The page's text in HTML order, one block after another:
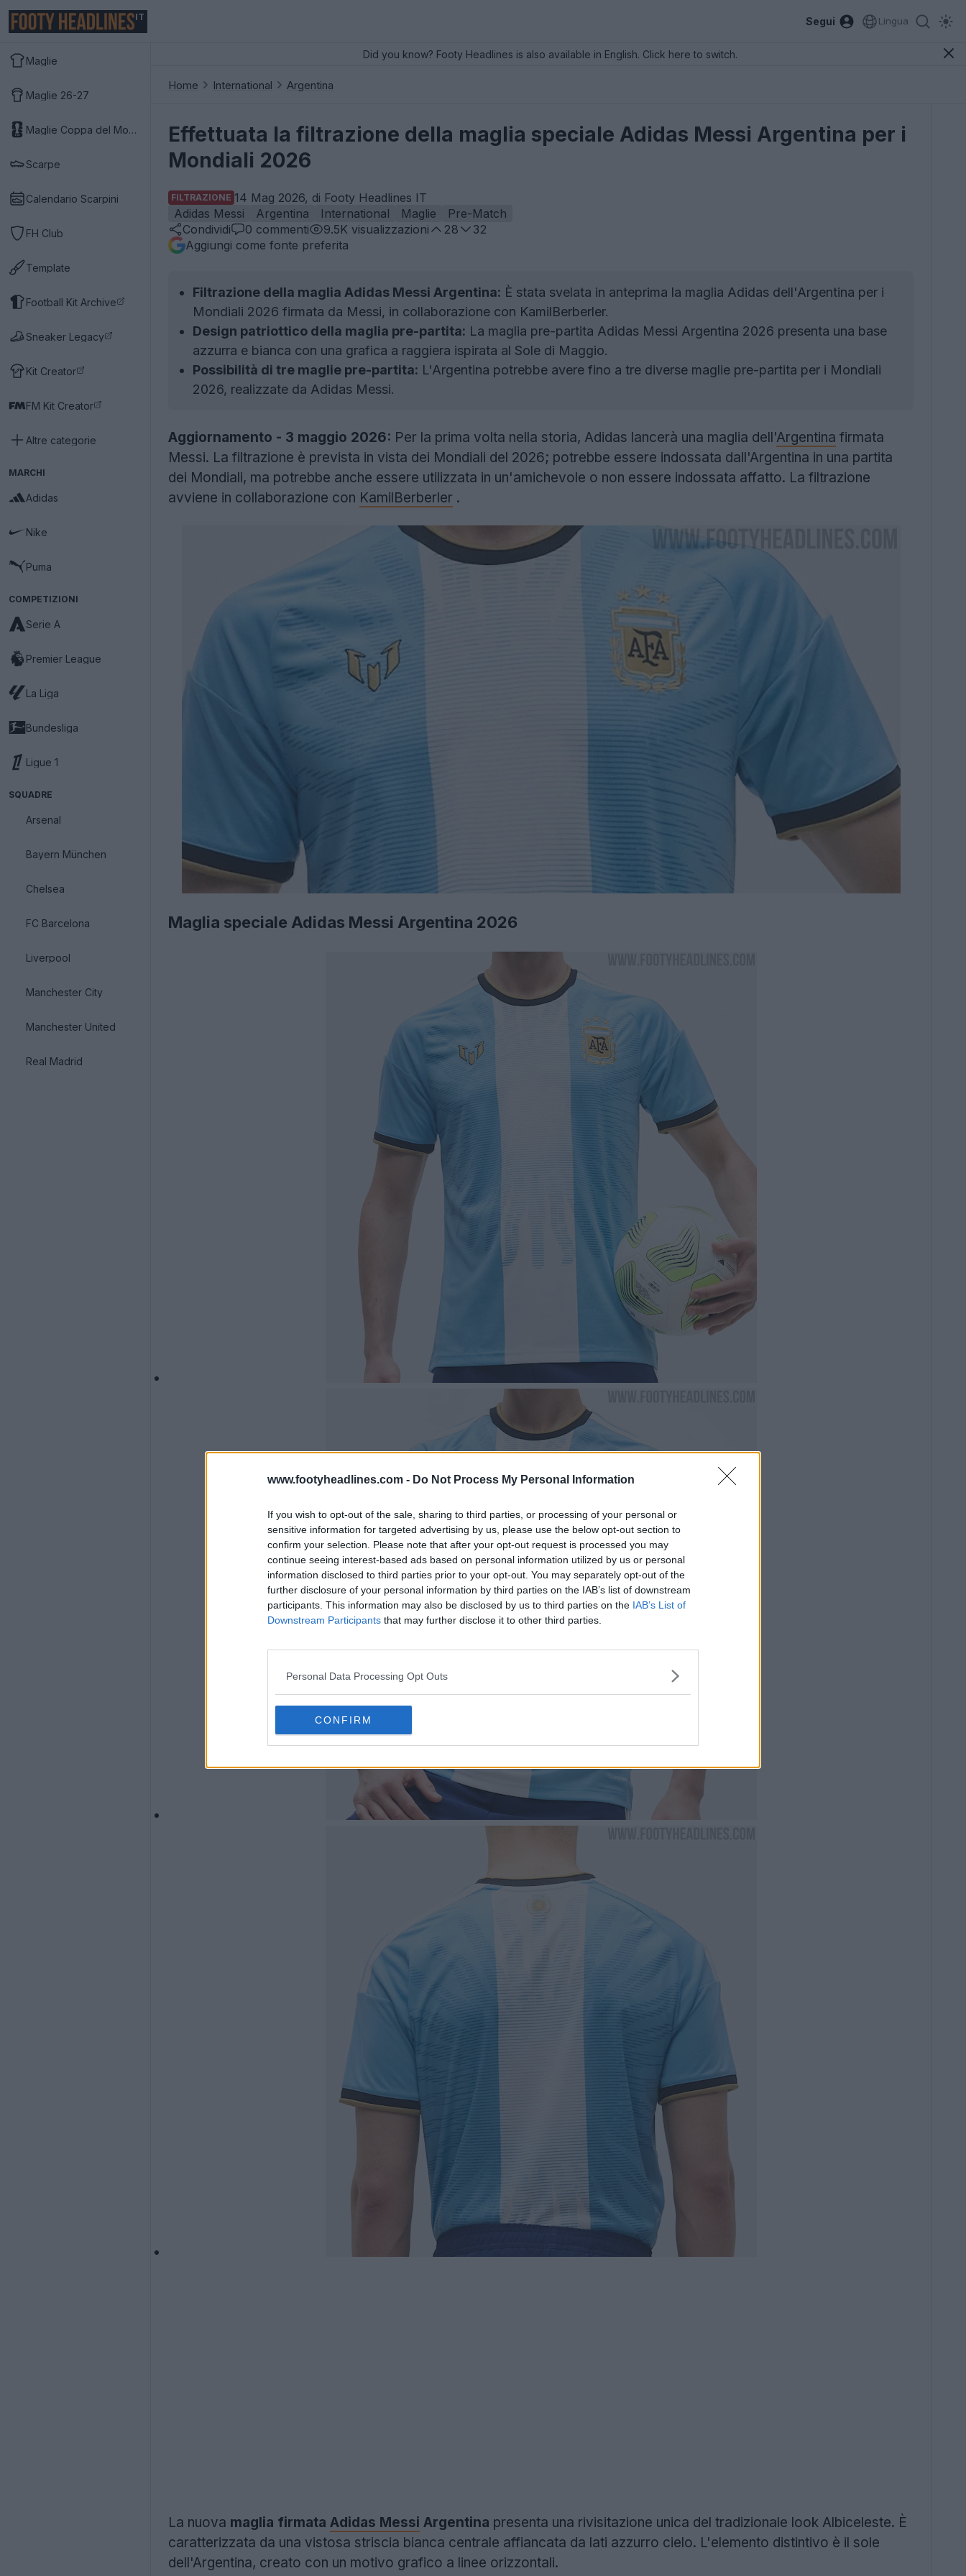
www.footyheadlines.com - Do Not Process My Personal Information
If you wish to opt-out of the sale, sharing to third parties, or processing of your personal or
sensitive information for targeted advertising by us, please use the below opt-out section to
confirm your selection. Please note that after your opt-out request is processed you may
continue seeing interest-based ads based on personal information utilized by us or personal
information disclosed to third parties prior to your opt-out. You may separately opt-out of the
further disclosure of your personal information by third parties on the IAB’s list of downstream
participants. This information may also be disclosed by us to third parties on the IAB’s List of
Downstream Participants that may further disclose it to other third parties.
Personal Data Processing Opt Outs
CONFIRM
IT Segui Lingua
Maglie
Maglie 26-27
Maglie Coppa del Mondo 2026
Scarpe
Calendario Scarpini
FH Club
Template
Football Kit Archive
Sneaker Legacy
Kit Creator
FM Kit Creator
Altre categorie
MARCHI
Adidas
Nike
Puma
COMPETIZIONI
Serie A
Premier League
La Liga
Bundesliga
Ligue 1
SQUADRE
Arsenal
Bayern München
Chelsea
FC Barcelona
Liverpool
Manchester City
Manchester United
Real Madrid
Did you know? Footy Headlines is also available in English. Click here to switch.
Home International Argentina
Effettuata la filtrazione della maglia speciale Adidas Messi Argentina per i
Mondiali 2026
FILTRAZIONE 14 Mag 2026, di Footy Headlines IT
Adidas Messi
Argentina International Maglie
Pre-Match
Condividi
0 commenti 9.5K visualizzazioni 28
32
Aggiungi come fonte preferita
Filtrazione della maglia Adidas Messi Argentina: È stata svelata in anteprima la maglia Adidas dell'Argentina per i
Mondiali 2026 firmata da Messi, in collaborazione con KamilBerberler.
Design patriottico della maglia pre-partita: La maglia pre-partita Adidas Messi Argentina 2026 presenta una base
azzurra e bianca con una grafica a raggiera ispirata al Sole di Maggio.
Possibilità di tre maglie pre-partita: L'Argentina potrebbe avere fino a tre diverse maglie pre-partita per i Mondiali
2026, realizzate da Adidas Messi.
Aggiornamento - 3 maggio 2026: Per la prima volta nella storia, Adidas lancerà una maglia dell'Argentina firmata
Messi. La filtrazione è prevista in vista dei Mondiali del 2026; potrebbe essere indossata dall'Argentina in una partita
dei Mondiali, ma potrebbe anche essere utilizzata in un'amichevole o non essere indossata affatto. La filtrazione
avviene in collaborazione con KamilBerberler .
Maglia speciale Adidas Messi Argentina 2026
La nuova maglia firmata Adidas Messi Argentina presenta una rivisitazione unica del tradizionale look Albiceleste. È
caratterizzata da una vistosa striscia bianca centrale affiancata da lati azzurro cielo. L'elemento distintivo è il sole
dell'Argentina, creato con un motivo grafico a linee orizzontali.